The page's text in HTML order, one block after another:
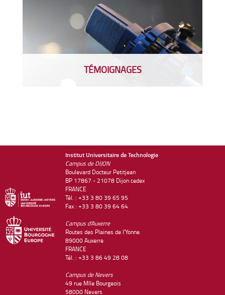
TÉMOIGNAGES
Institut Universitaire de Technologie
Campus de DIJON
Boulevard Docteur Petitjean
BP 17867 - 21078 Dijon cedex
FRANCE
Tél. : +33 3 80 39 65 95
Fax : +33 3 80 39 64 64
Campus d'Auxerre
Routes des Plaines de l'Yonne
89000 Auxerre
FRANCE
Tél. : +33 3 86 49 28 08
Campus de Nevers
49 rue Mlle Bourgeois
58000 Nevers